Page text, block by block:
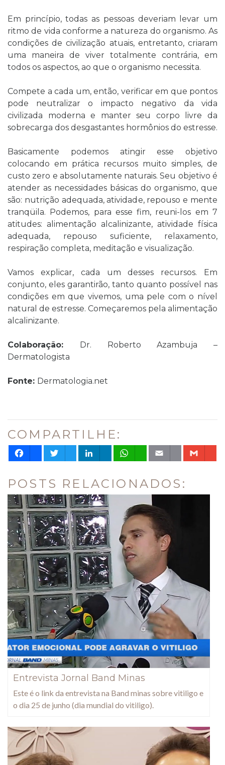
Em princípio, todas as pessoas deveriam levar um
ritmo de vida conforme a natureza do organismo. As
condições de civilização atuais, entretanto, criaram
uma maneira de viver totalmente contrária, em
todos os aspectos, ao que o organismo necessita.
Compete a cada um, então, verificar em que pontos
pode neutralizar o impacto negativo da vida
civilizada moderna e manter seu corpo livre da
sobrecarga dos desgastantes hormônios do estresse.
Basicamente podemos atingir esse objetivo
colocando em prática recursos muito simples, de
custo zero e absolutamente naturais. Seu objetivo é
atender as necessidades básicas do organismo, que
são: nutrição adequada, atividade, repouso e mente
tranqüila. Podemos, para esse fim, reuni-los em 7
atitudes: alimentação alcalinizante, atividade física
adequada, repouso suficiente, relaxamento,
respiração completa, meditação e visualização.
Vamos explicar, cada um desses recursos. Em
conjunto, eles garantirão, tanto quanto possível nas
condições em que vivemos, uma pele com o nível
natural de estresse. Começaremos pela alimentação
alcalinizante.
Colaboração: Dr. Roberto Azambuja –
Dermatologista
Fonte: Dermatologia.net
COMPARTILHE:
Facebook Twitter LinkedIn WhatsAppEmail
POSTS RELACIONADOS:
Entrevista Jornal Band Minas
Este é o link da entrevista na Band minas sobre vitiligo e
o dia 25 de junho (dia mundial do vitiligo).